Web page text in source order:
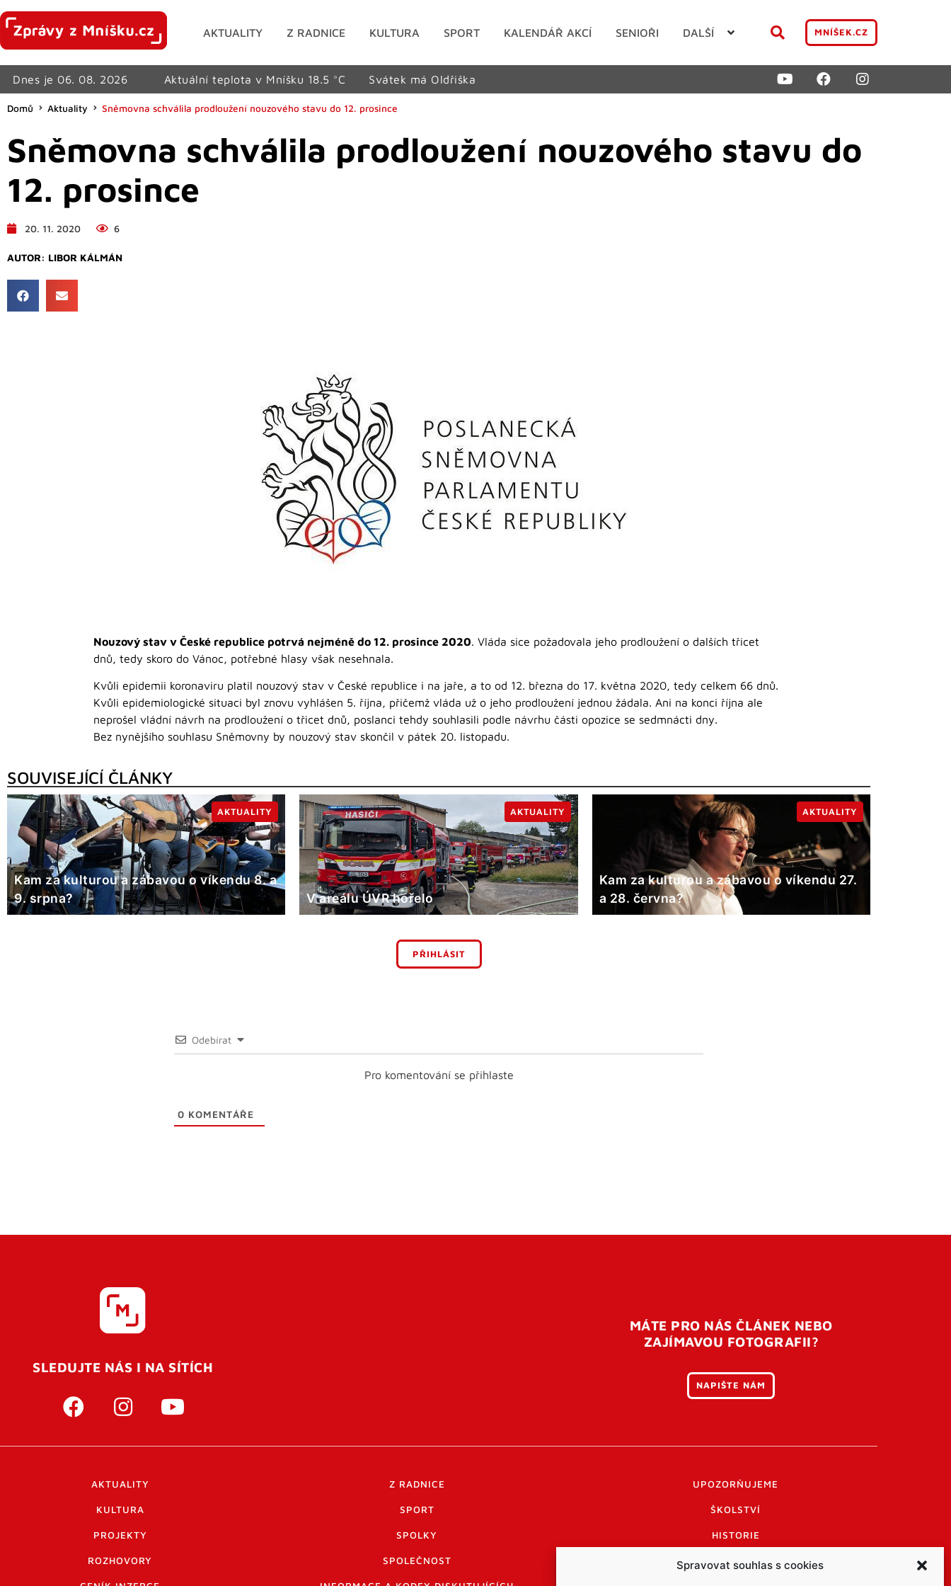
Spravovat souhlas s cookies
AKTUALITY Z RADNICE KULTURA SPORT KALENDÁŘ AKCÍ SENIOŘI DALŠÍ MNÍŠEK.CZ
Dnes je 06. 08. 2026 Aktuální teplota v Mníšku 18.5 °C Svátek má Oldřiška
Domů Aktuality Sněmovna schválila prodloužení nouzového stavu do 12. prosince
Sněmovna schválila prodloužení nouzového stavu do
12. prosince
20. 11. 2020 6
AUTOR: LIBOR KÁLMÁN
Nouzový stav v České republice potrvá nejméně do 12. prosince 2020 . Vláda sice požadovala jeho prodloužení o dalších třicet
dnů, tedy skoro do Vánoc, potřebné hlasy však nesehnala.
Kvůli epidemii koronaviru platil nouzový stav v České republice i na jaře, a to od 12. března do 17. května 2020, tedy celkem 66 dnů.
Kvůli epidemiologické situaci byl znovu vyhlášen 5. října, přičemž vláda už o jeho prodloužení jednou žádala. Ani na konci října ale
neprošel vládní návrh na prodloužení o třicet dnů, poslanci tehdy souhlasili podle návrhu části opozice se sedmnácti dny.
Bez nynějšího souhlasu Sněmovny by nouzový stav skončil v pátek 20. listopadu.
SOUVISEJÍCÍ ČLÁNKY
Kam za kulturou a zábavou o víkendu 8. a
9. srpna?
AKTUALITY
V areálu ÚVR hořelo
AKTUALITY
Kam za kulturou a zábavou o víkendu 27.
a 28. června?
AKTUALITY
PŘIHLÁSIT
Odebírat
Pro komentování se přihlaste
0 KOMENTÁŘE
SLEDUJTE NÁS I NA SÍTÍCH
MÁTE PRO NÁS ČLÁNEK NEBO
ZAJÍMAVOU FOTOGRAFII?
NAPIŠTE NÁM
AKTUALITY Z RADNICE UPOZORŇUJEME
KULTURA SPORT ŠKOLSTVÍ
PROJEKTY SPOLKY HISTORIE
ROZHOVORY SPOLEČNOST PRAKTICKÉ INFORMACE